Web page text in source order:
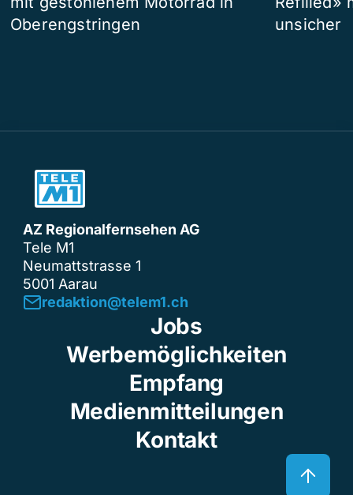
Oberengstringen
unsicher
AZ Regionalfernsehen AG
Tele M1
Neumattstrasse 1
5001 Aarau
redaktion@telem1.ch
Jobs
Werbemöglichkeiten
Empfang
Medienmitteilungen
Kontakt